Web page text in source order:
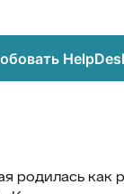
родилась